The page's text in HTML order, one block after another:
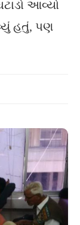
આવ્યો
હતું, પણ